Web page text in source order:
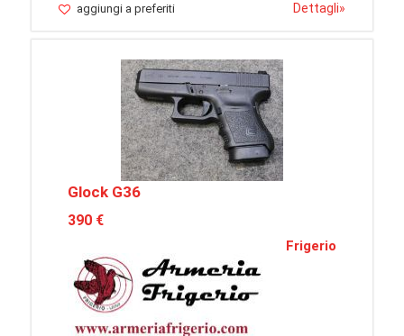
aggiungi a preferiti Dettagli»
Glock G36
390 €
Frigerio